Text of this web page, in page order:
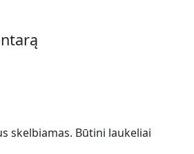
skelbiamas. Būtini laukeliai